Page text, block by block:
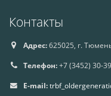
Контакты
Адрес:625025, г.
Телефон:+7 (3452) 30-
E-mail: